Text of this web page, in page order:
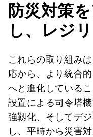
防災対策
し、レジ
これらの取り組み
応から、より統合
へと進化している
設置による司令塔
強靱化、そしてデ
し、平時から災害